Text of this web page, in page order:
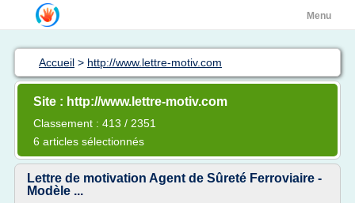
Menu
Accueil > http://www.lettre-motiv.com
Site : http://www.lettre-motiv.com
Classement : 413 / 2351
6 articles sélectionnés
Lettre de motivation Agent de Sûreté Ferroviaire -
Modèle ...